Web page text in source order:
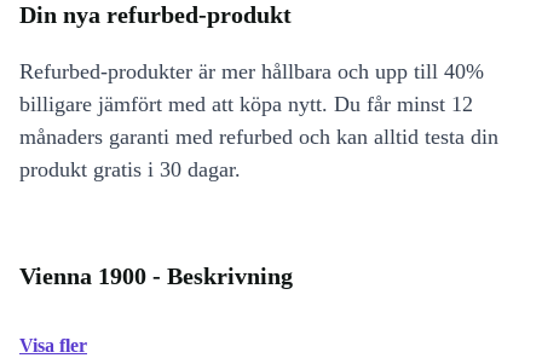
Din nya refurbed-produkt
Refurbed-produkter är mer hållbara och upp till 40%
billigare jämfört med att köpa nytt. Du får minst 12
månaders garanti med refurbed och kan alltid testa din
produkt gratis i 30 dagar.
Vienna 1900 - Beskrivning
Visa fler